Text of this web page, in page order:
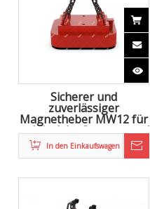
Sicherer und
zuverlässiger
Magnetheber MW12 für
gebündelte Stangen und
Drähte
In den Einkaufswagen